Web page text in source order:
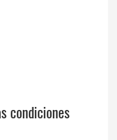
condiciones